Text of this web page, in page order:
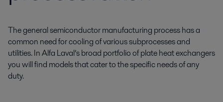
The general semiconductor manufacturing process has a
common need for cooling of various subprocesses and
utilities. In Alfa Laval’s broad portfolio of plate heat exchangers
you will find models that cater to the specific needs of any
duty.